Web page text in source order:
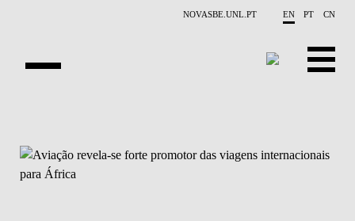
NOVASBE.UNL.PT EN PT CN
X-COLLIDER